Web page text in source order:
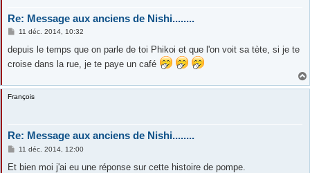
Re: Message aux anciens de Nishi........
M
s
s
a
11 déc. 2014, 10:32
depuis le temps que on parle de toi Phikoi et que l'on voit sa tète, si je te
croise dans la rue, je te paye un café
François
Re: Message aux anciens de Nishi........
M
s
11 déc. 2014, 12:00
Et bien moi j'ai eu une réponse sur cette histoire de pompe.